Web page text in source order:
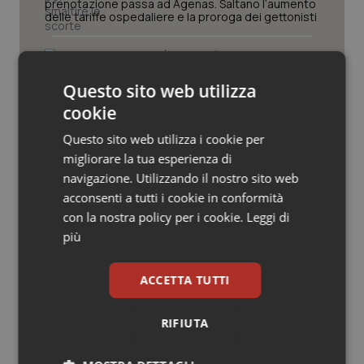
Veneto
Oncoematologia
Oncologia & Nutrizione
Quotidiano Cardiologia
Quotidiano Chirurgia
Quotidiano Pediatria
prenotazione passa ad Agenas. Saltano l’aumento
delle tariffe ospedaliere e la proroga dei gettonisti
Università. Bernini firma il decreto:
più rispetto a scorso anno
Pnrr Salute. Missione 6 verso il
traguardo, in chiusura la
rendicontazione degli obiettivi per la
X e ultima rata
Caldo. Ministero: oltre 1.700 chiamate
al numero 1500 dal 22 giugno.
Questo sito web utilizza
cookie
Questo sito web utilizza i cookie per
migliorare la tua esperienza di
navigazione. Utilizzando il nostro sito web
acconsenti a tutti i cookie in conformità
con la nostra policy per i cookie. Leggi di
più
ACCETTA TUTTI
RIFIUTA